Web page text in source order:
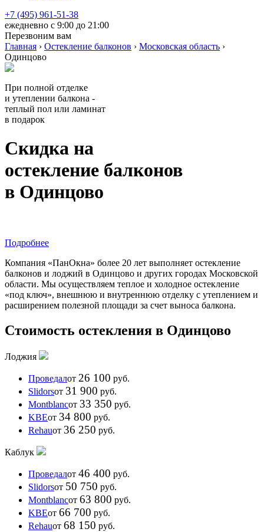
+7 (495) 961-51-38
ежедневно c 9:00 до 21:00
Перезвоним вам
Главная › Остекление балконов › Московская область ›
Одинцово
При полной отделке
и утеплении балкона -
теплый пол или ламинат
в подарок
Скидка на
остекление балконов
в Одинцово
Подробнее
Компания «ПанОкна» более 20 лет выполняет остекление
балконов и лоджий в Одинцово и других городах Московской
области. Мы осуществляем теплое и холодное остекление
«под ключ», внешнюю и внутреннюю отделку с утеплением и
расширением полезной площади за счет выноса балкона.
Стоимость остекления в Одинцово
Лоджия
Проведалот 26 100 руб.
Slidorsот 31 900 руб.
Montblancот 33 350 руб.
KBEот 34 800 руб.
Rehauот 36 250 руб.
Каблук
Проведалот 46 400 руб.
Slidorsот 50 750 руб.
Montblancот 63 800 руб.
KBEот 66 700 руб.
Rehauот 68 150 руб.